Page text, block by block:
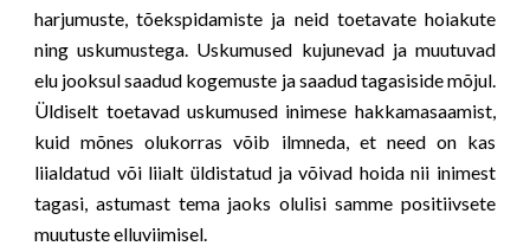
harjumuste, tõekspidamiste ja neid toetavate hoiakute
ning uskumustega. Uskumused kujunevad ja muutuvad
elu jooksul saadud kogemuste ja saadud tagasiside mõjul.
Üldiselt toetavad uskumused inimese hakkamasaamist,
kuid mõnes olukorras võib ilmneda, et need on kas
liialdatud või liialt üldistatud ja võivad hoida nii inimest
tagasi, astumast tema jaoks olulisi samme positiivsete
muutuste elluviimisel.